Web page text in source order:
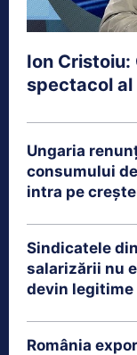
Ion Cristoiu:
spectacol al
Ungaria
consumului
intra pe
Sindicatele
salarizării nu
devin legitime
România